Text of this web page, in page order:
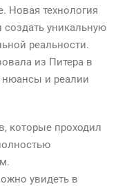
Новая технология
уникальную
реальности.
из Питера в
нюансы и реалии
которые проходил
увидеть в